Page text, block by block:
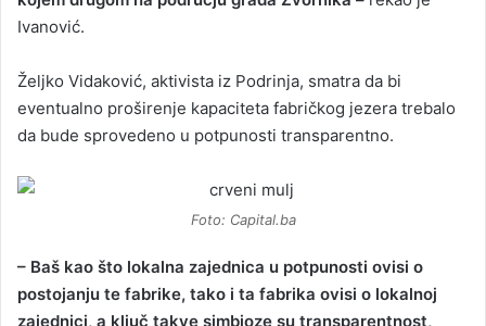
Ivanović.
Željko Vidaković, aktivista iz Podrinja, smatra da bi
eventualno proširenje kapaciteta fabričkog jezera trebalo
da bude sprovedeno u potpunosti transparentno.
Foto: Capital.ba
– Baš kao što lokalna zajednica u potpunosti ovisi o
postojanju te fabrike, tako i ta fabrika ovisi o lokalnoj
zajednici, a ključ takve simbioze su transparentnost,